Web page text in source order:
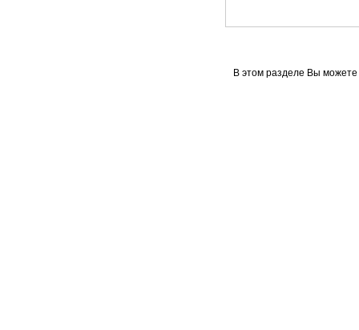
В этом разделе Вы можете